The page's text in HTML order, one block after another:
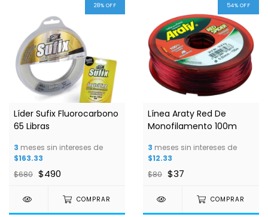
28% OFF
Líder Sufix Fluorocarbono
65 Libras
3 meses sin intereses de
$163.33
$680 $490
COMPRAR
54% OFF
Línea Araty Red De
Monofilamento 100m
3 meses sin intereses de
$12.33
$80 $37
COMPRAR